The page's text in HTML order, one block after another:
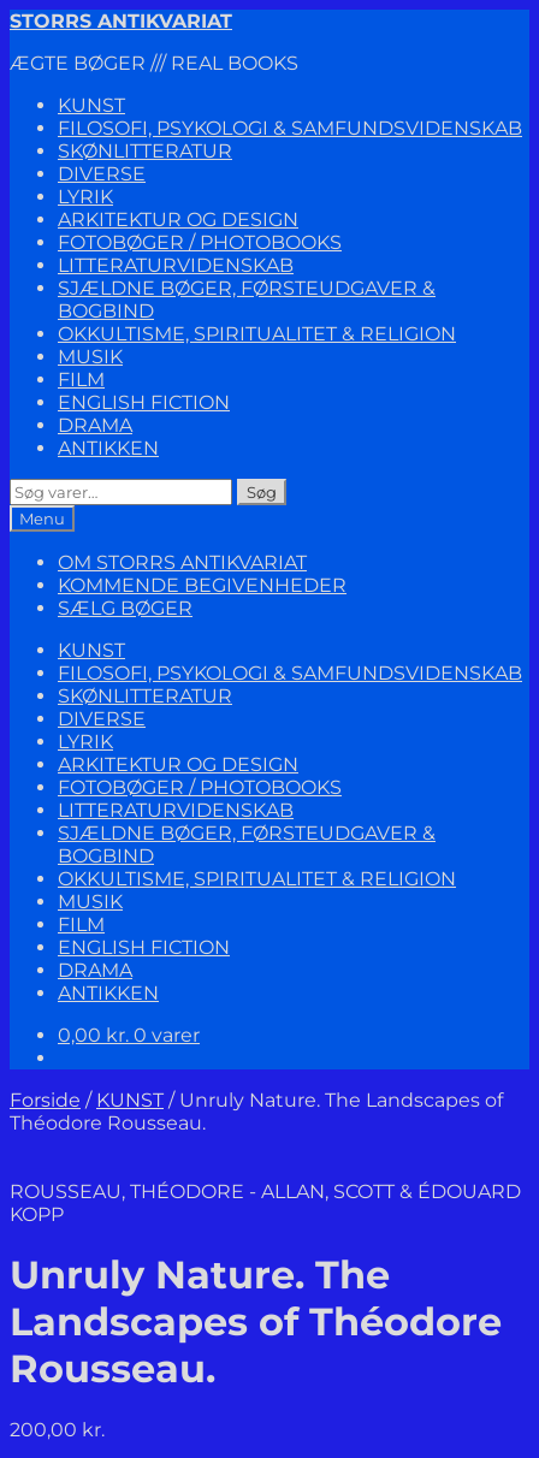
Spring
navigation
Spring
indhold
STORRS ANTIKVARIAT
ÆGTE BØGER /// REAL BOOKS
KUNST
FILOSOFI, PSYKOLOGI & SAMFUNDSVIDENSKAB
SKØNLITTERATUR
DIVERSE
LYRIK
ARKITEKTUR OG DESIGN
FOTOBØGER / PHOTOBOOKS
LITTERATURVIDENSKAB
SJÆLDNE BØGER, FØRSTEUDGAVER &
BOGBIND
OKKULTISME, SPIRITUALITET & RELIGION
MUSIK
FILM
ENGLISH FICTION
DRAMA
ANTIKKEN
Søg
efter:
Søg
Menu
OM STORRS ANTIKVARIAT
KOMMENDE BEGIVENHEDER
SÆLG BØGER
KUNST
FILOSOFI, PSYKOLOGI & SAMFUNDSVIDENSKAB
SKØNLITTERATUR
DIVERSE
LYRIK
ARKITEKTUR OG DESIGN
FOTOBØGER / PHOTOBOOKS
LITTERATURVIDENSKAB
SJÆLDNE BØGER, FØRSTEUDGAVER &
BOGBIND
OKKULTISME, SPIRITUALITET & RELIGION
MUSIK
FILM
ENGLISH FICTION
DRAMA
ANTIKKEN
0,00 kr. 0 varer
Forside / KUNST / Unruly Nature. The Landscapes of
Théodore Rousseau.
ROUSSEAU, THÉODORE - ALLAN, SCOTT & ÉDOUARD
KOPP
Unruly Nature. The
Landscapes of Théodore
Rousseau.
200,00 kr.